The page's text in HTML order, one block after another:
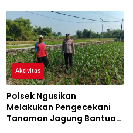
Jagung
Aktivitas
Polsek Ngusikan
Melakukan Pengecekani
Tanaman Jagung Bantuan